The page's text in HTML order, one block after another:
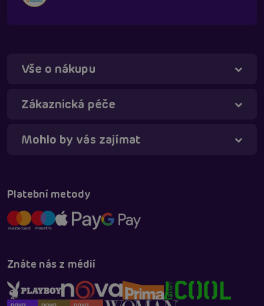
Vše o nákupu
Zákaznická péče
Mohlo by vás zajímat
Platební metody
Znáte nás z médií
Táňa - virtuální asistentka